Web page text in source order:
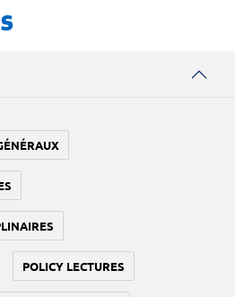
POLICY LECTURES